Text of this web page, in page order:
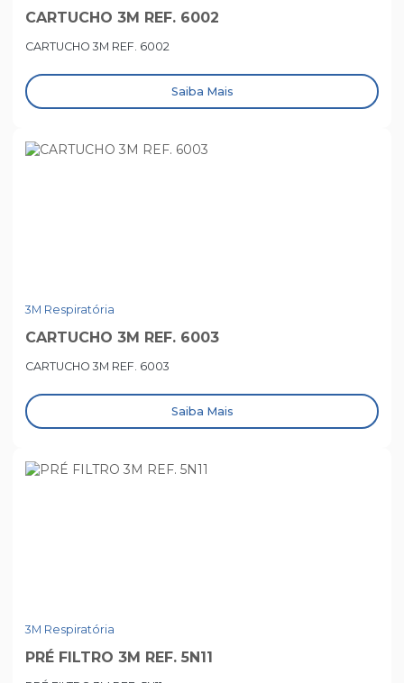
CARTUCHO 3M REF. 6002
CARTUCHO 3M REF. 6002
Saiba Mais
3M Respiratória
CARTUCHO 3M REF. 6003
CARTUCHO 3M REF. 6003
Saiba Mais
3M Respiratória
PRÉ FILTRO 3M REF. 5N11